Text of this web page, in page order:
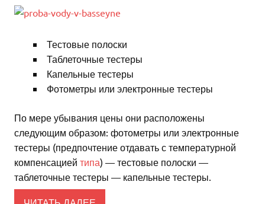
Тестовые полоски
Таблеточные тестеры
Капельные тестеры
Фотометры или электронные тестеры
По мере убывания цены они расположены
следующим образом: фотометры или электронные
тестеры (предпочтение отдавать с температурной
компенсацией типа) — тестовые полоски —
таблеточные тестеры — капельные тестеры.